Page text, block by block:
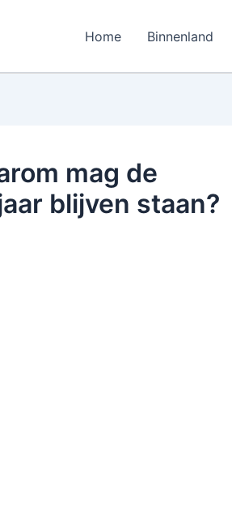
Home Binnenland
mag de
blijven staan?